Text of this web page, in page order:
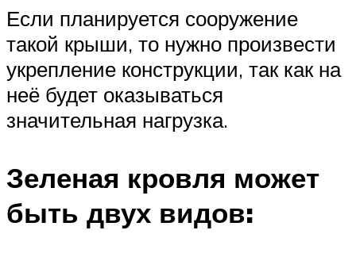
Если планируется сооружение
такой крыши, то нужно произвести
укрепление конструкции, так как на
неё будет оказываться
значительная нагрузка.
Зеленая кровля может
быть двух видов: